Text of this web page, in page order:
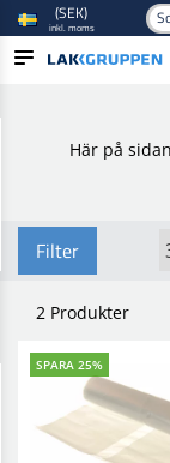
BLOGG
NYHETER
(SEK)
inkl. moms
Här på
Filter
2 Produkter
SPARA 25%